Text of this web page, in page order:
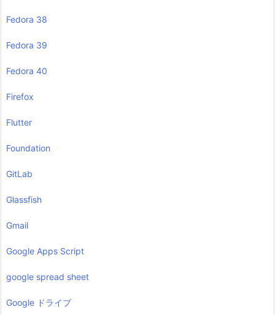
Fedora 38
Fedora 39
Fedora 40
Firefox
Flutter
Foundation
GitLab
Glassfish
Gmail
Google Apps Script
google spread sheet
Google ドライブ